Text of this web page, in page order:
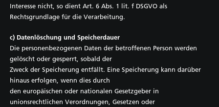
Interesse nicht, so dient Art. 6 Abs. 1 lit. f DSGVO als
Rechtsgrundlage für die Verarbeitung.
c) Datenlöschung und Speicherdauer
Die personenbezogenen Daten der betroffenen Person werden
gelöscht oder gesperrt, sobald der
Zweck der Speicherung entfällt. Eine Speicherung kann darüber
hinaus erfolgen, wenn dies durch
den europäischen oder nationalen Gesetzgeber in
unionsrechtlichen Verordnungen, Gesetzen oder